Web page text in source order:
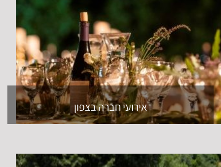
אירועי חברה בצפון